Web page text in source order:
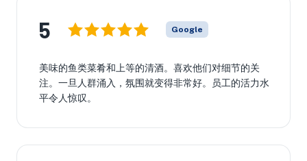
5 Google
美味的鱼类菜肴和上等的清酒。喜欢他们对细节的关
注。一旦人群涌入，氛围就变得非常好。员工的活力水
平令人惊叹。